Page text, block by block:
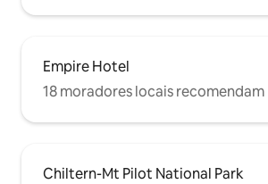
Empire Hotel
18 moradores locais recomendam
Chiltern-Mt Pilot National Park